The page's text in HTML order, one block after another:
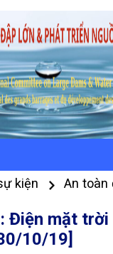
kiện An toàn
Điện mặt
10/19]